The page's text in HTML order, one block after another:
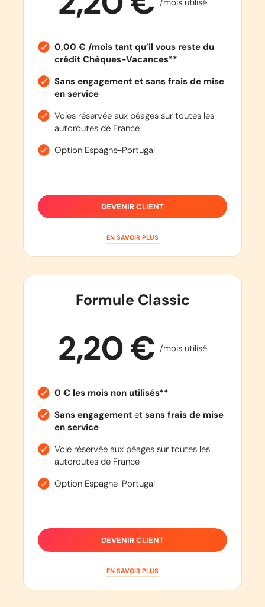
/mois utilisé
0,00 € /mois tant qu’il vous reste du
crédit Chèques-Vacances**
Sans engagement et sans frais de mise
en service
Voies réservée aux péages sur toutes les
autoroutes de France
Option Espagne-Portugal
DEVENIR CLIENT
EN SAVOIR PLUS
Formule Classic
2,20 € /mois utilisé
0 € les mois non utilisés**
Sans engagementet sans frais de mise
en service
Voie réservée aux péages sur toutes les
autoroutes de France
Option Espagne-Portugal
DEVENIR CLIENT
EN SAVOIR PLUS